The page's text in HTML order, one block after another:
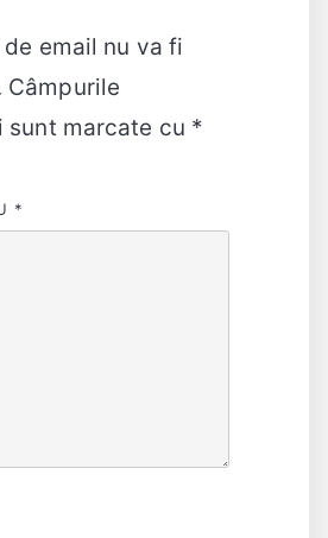
email nu va fi
Câmpurile
sunt marcate cu *
*